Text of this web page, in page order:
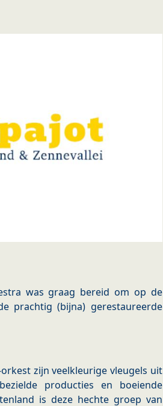
was graag bereid om op de
prachtig (bijna) gerestaureerde
zijn veelkleurige vleugels uit
producties en boeiende
is deze hechte groep van